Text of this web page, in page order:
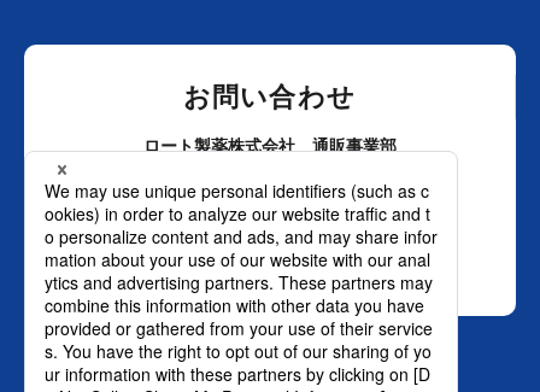
お問い合わせ
ロート製薬株式会社 通販事業部
0120-880-610
月～土：9時～21時 日祝：9時～18時
（年末年始を除く）
おかけ間違いのないようご注意ください。
SNS オフィシャルアカウント